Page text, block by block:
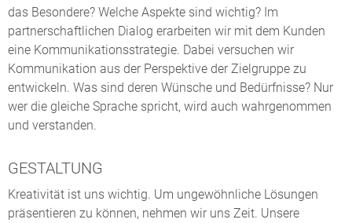
das Besondere? Welche Aspekte sind wichtig? Im
partnerschaftlichen Dialog erarbeiten wir mit dem Kunden
eine Kommunikationsstrategie. Dabei versuchen wir
Kommunikation aus der Perspektive der Zielgruppe zu
entwickeln. Was sind deren Wünsche und Bedürfnisse? Nur
wer die gleiche Sprache spricht, wird auch wahrgenommen
und verstanden.
GESTALTUNG
Kreativität ist uns wichtig. Um ungewöhnliche Lösungen
präsentieren zu können, nehmen wir uns Zeit. Unsere